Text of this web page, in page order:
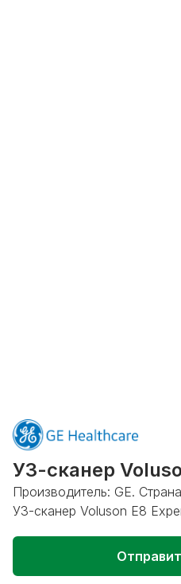
УЗ-сканер
Производитель: GE.
УЗ-сканер Voluson E8